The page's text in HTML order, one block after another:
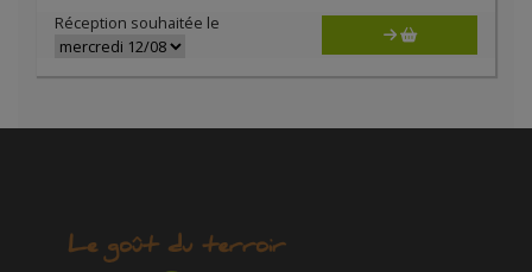
Réception souhaitée le